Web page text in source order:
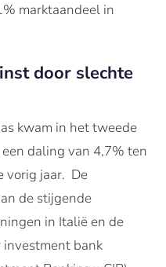
marktaandeel in
door slechte
kwam in het tweede
daling van 4,7% ten
vorig jaar. De
de stijgende
in Italië en de
investment bank